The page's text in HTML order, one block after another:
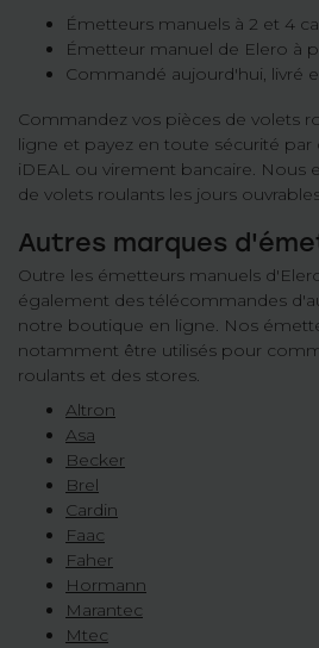
Émetteurs manuels à 2 et 4
Émetteur manuel de Elero à
Commandé aujourd'hui, livré
Commandez vos pièces de volets
ligne et payez en toute sécurité par
iDEAL ou virement bancaire. Nous
de volets roulants les jours
Autres marques
Outre les émetteurs manuels
également des télécommandes
notre boutique en ligne. Nos
notamment être utilisés pour
roulants et des stores.
Altron
Asa
Becker
Brel
Cardin
Faac
Faher
Hormann
Marantec
Mtec